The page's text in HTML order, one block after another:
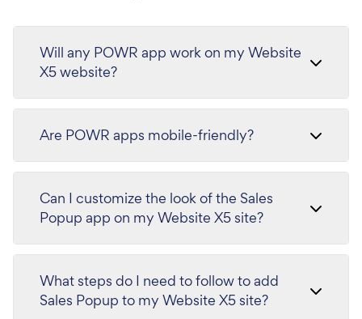
Will any POWR app work on my Website
X5 website?
Are POWR apps mobile-friendly?
Can I customize the look of the Sales
Popup app on my Website X5 site?
What steps do I need to follow to add
Sales Popup to my Website X5 site?